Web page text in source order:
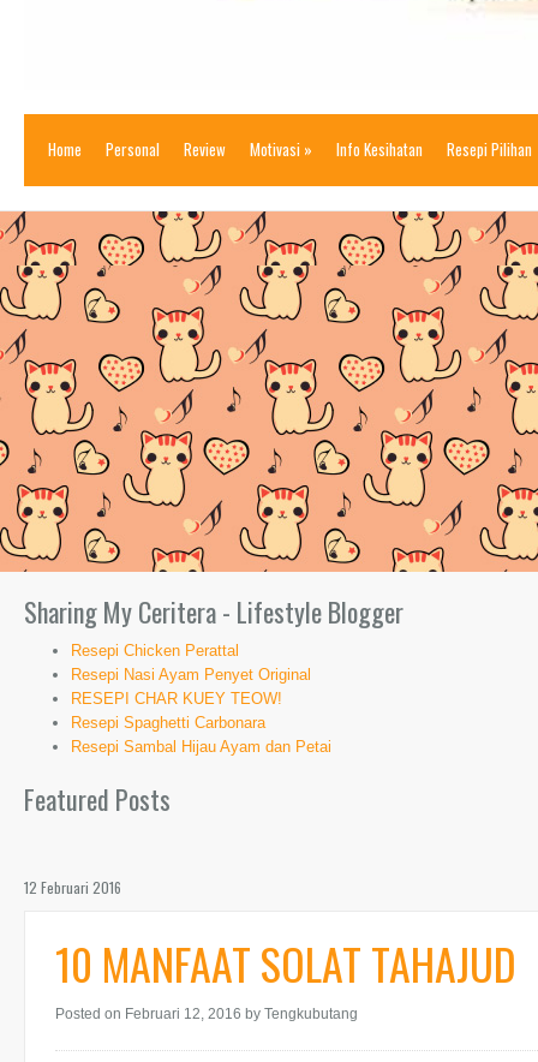
Home Personal Review Motivasi » Info Kesihatan Resepi Pilihan
Sharing My Ceritera - Lifestyle Blogger
Resepi Chicken Perattal
Resepi Nasi Ayam Penyet Original
RESEPI CHAR KUEY TEOW!
Resepi Spaghetti Carbonara
Resepi Sambal Hijau Ayam dan Petai
Featured Posts
12 Februari 2016
10 MANFAAT SOLAT TAHAJUD
Posted on Februari 12, 2016 by Tengkubutang